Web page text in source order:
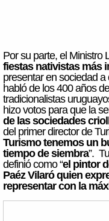
Por su parte, el Ministro
fiestas nativistas más
presentar en sociedad
habló de los 400 años
tradicionalistas
hizo votos para que la
de las sociedades
del primer director de
Turismo tenemos un
tiempo de siembra”.
definió como “el pintor
Paéz Vilaró quien
representar con la